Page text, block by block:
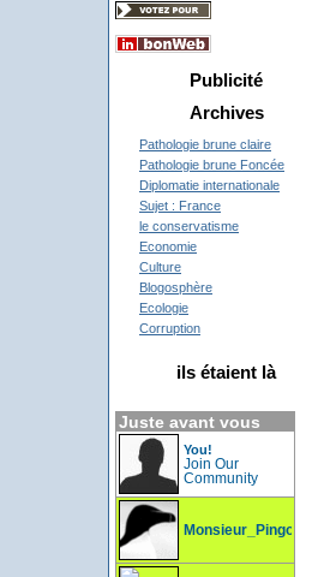
Publicité
Archives
Pathologie brune claire
Pathologie brune Foncée
Diplomatie internationale
Sujet : France
le conservatisme
Economie
Culture
Blogosphère
Ecologie
Corruption
ils étaient là
Juste avant vous
You!
Join Our
Community
Monsieur_Pingouin